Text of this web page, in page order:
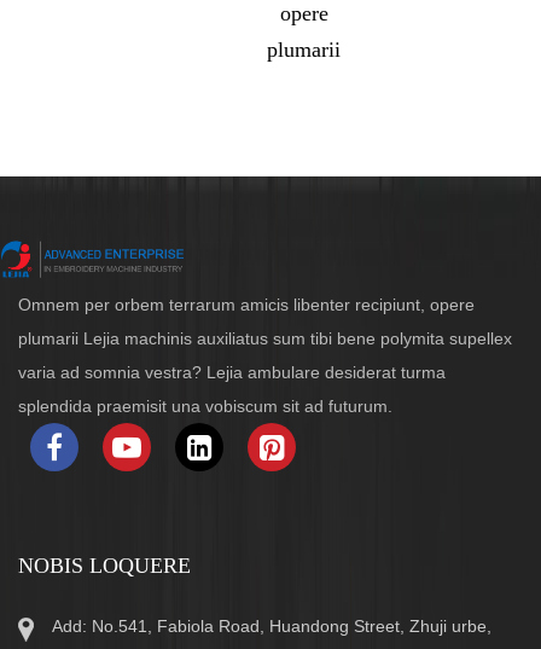
opere
plumarii
Omnem per orbem terrarum amicis libenter recipiunt, opere
plumarii Lejia machinis auxiliatus sum tibi bene polymita supellex
varia ad somnia vestra? Lejia ambulare desiderat turma
splendida praemisit una vobiscum sit ad futurum.
NOBIS LOQUERE
Add: No.541, Fabiola Road, Huandong Street, Zhuji urbe,